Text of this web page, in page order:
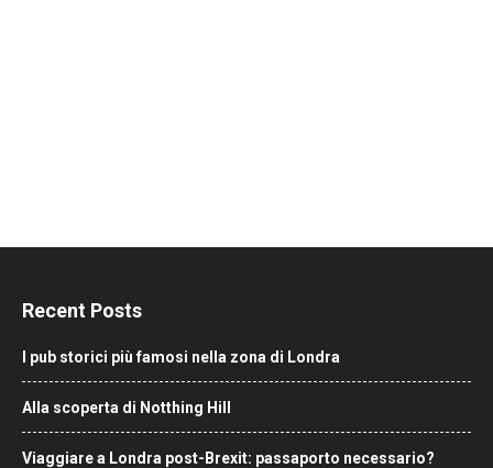
Recent Posts
I pub storici più famosi nella zona di Londra
Alla scoperta di Notthing Hill
Viaggiare a Londra post-Brexit: passaporto necessario?